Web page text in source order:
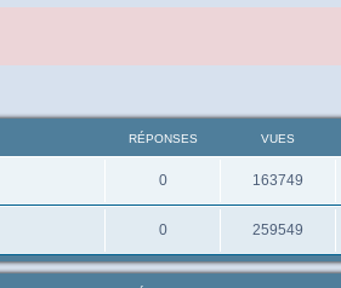
RÉPONSES VUES
0 163749
0 259549